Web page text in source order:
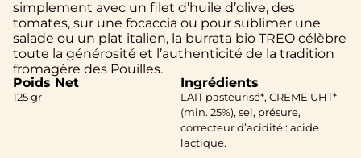
simplement avec un filet d’huile d’olive, des
tomates, sur une focaccia ou pour sublimer une
salade ou un plat italien, la burrata bio TREO célèbre
toute la générosité et l’authenticité de la tradition
fromagère des Pouilles.
Poids Net
125 gr
Ingrédients
LAIT pasteurisé*, CREME UHT*
(min. 25%), sel, présure,
correcteur d’acidité : acide
lactique.